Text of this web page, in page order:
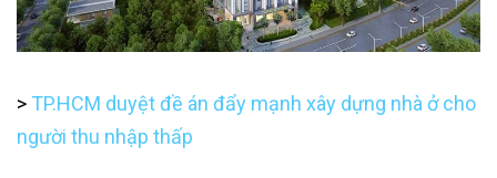
> TP.HCM duyệt đề án đẩy mạnh xây dựng nhà ở cho
người thu nhập thấp